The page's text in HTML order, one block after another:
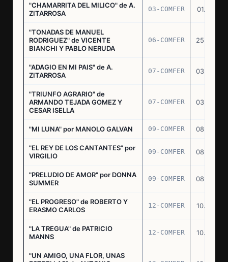
"CHAMARRITA DEL MILICO" de A.
ZITARROSA
03-COMFER 01.02.77
"TONADAS DE MANUEL
RODRIGUEZ" de VICENTE
BIANCHI Y PABLO NERUDA
06-COMFER 25.02.77
"ADAGIO EN MI PAIS" de A.
ZITARROSA
07-COMFER 03.03.77
"TRIUNFO AGRARIO" de
ARMANDO TEJADA GOMEZ Y
CESAR ISELLA
07-COMFER 03.03.77
"MI LUNA" por MANOLO GALVAN 09-COMFER 08.03.77
"EL REY DE LOS CANTANTES" por
VIRGILIO
09-COMFER 08.03.77
"PRELUDIO DE AMOR" por DONNA
SUMMER
09-COMFER 08.03.77
"EL PROGRESO" de ROBERTO Y
ERASMO CARLOS
12-COMFER 10.03.77
"LA TREGUA" de PATRICIO
MANNS
12-COMFER 10.03.77
"UN AMIGO, UNA FLOR, UNAS